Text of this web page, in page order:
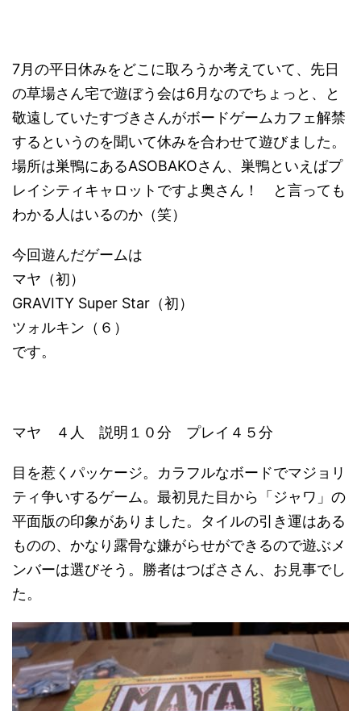
7月の平日休みをどこに取ろうか考えていて、先日
の草場さん宅で遊ぼう会は6月なのでちょっと、と
敬遠していたすづきさんがボードゲームカフェ解禁
するというのを聞いて休みを合わせて遊びました。
場所は巣鴨にあるASOBAKOさん、巣鴨といえばプ
レイシティキャロットですよ奥さん！ と言っても
わかる人はいるのか（笑）
今回遊んだゲームは
マヤ（初）
GRAVITY Super Star（初）
ツォルキン（６）
です。
マヤ ４人 説明１０分 プレイ４５分
目を惹くパッケージ。カラフルなボードでマジョリ
ティ争いするゲーム。最初見た目から「ジャワ」の
平面版の印象がありました。タイルの引き運はある
ものの、かなり露骨な嫌がらせができるので遊ぶメ
ンバーは選びそう。勝者はつばささん、お見事でし
た。